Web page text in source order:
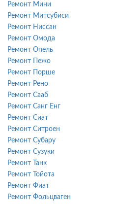
Ремонт Мини
Ремонт Митсубиси
Ремонт Ниссан
Ремонт Омода
Ремонт Опель
Ремонт Пежо
Ремонт Порше
Ремонт Рено
Ремонт Сааб
Ремонт Санг Енг
Ремонт Сиат
Ремонт Ситроен
Ремонт Субару
Ремонт Сузуки
Ремонт Танк
Ремонт Тойота
Ремонт Фиат
Ремонт Фольцваген